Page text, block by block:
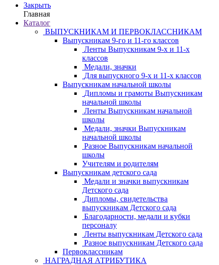
Закрыть
Главная
Каталог
ВЫПУСКНИКАМ И ПЕРВОКЛАССНИКАМ
Выпускникам 9-го и 11-го классов
Ленты Выпускникам 9-х и 11-х
классов
Медали, значки
Для выпускного 9-х и 11-х классов
Выпускникам начальной школы
Дипломы и грамоты Выпускникам
начальной школы
Ленты Выпускникам начальной
школы
Медали, значки Выпускникам
начальной школы
Разное Выпускникам начальной
школы
Учителям и родителям
Выпускникам детского сада
Медали и значки выпускникам
Детского сада
Дипломы, свидетельства
выпускникам Детского сада
Благодарности, медали и кубки
персоналу
Ленты выпускникам Детского сада
Разное выпускникам Детского сада
Первоклассникам
НАГРАДНАЯ АТРИБУТИКА